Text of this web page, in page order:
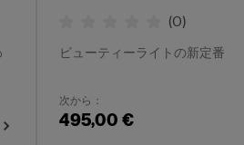
(0)
ビューティーライトの新定番
次から：
495,00 €